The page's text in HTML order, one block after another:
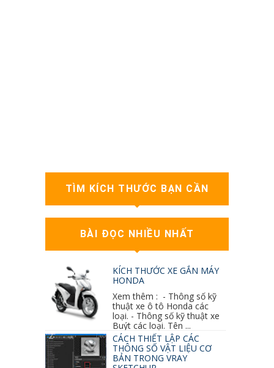
TÌM KÍCH THƯỚC BẠN CẦN
BÀI ĐỌC NHIỀU NHẤT
KÍCH THƯỚC XE GẮN MÁY
HONDA
Xem thêm : - Thông số kỹ
thuật xe ô tô Honda các
loại. - Thông số kỹ thuật xe
Buýt các loại. Tên ...
CÁCH THIẾT LẬP CÁC
THÔNG SỐ VẬT LIỆU CƠ
BẢN TRONG VRAY